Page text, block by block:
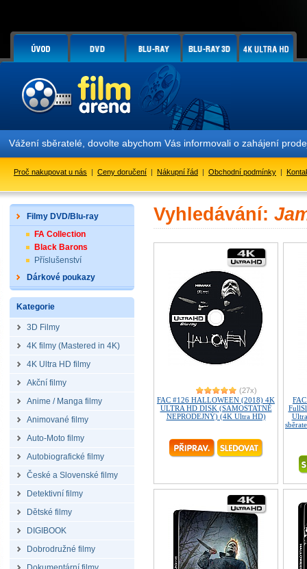
Vážení sběratelé, dovolte abychom Vás informovali o zahájení
Proč nakupovat u nás | Ceny doručení | Nákupní řád | Obchodní podmínky |
Filmy DVD/Blu-ray
FA Collection
Black Barons
Příslušenství
Dárkové poukazy
Kategorie
3D Filmy
4K filmy (Mastered in 4K)
4K Ultra HD filmy
Akční filmy
Anime / Manga filmy
Animované filmy
Auto-Moto filmy
Autobiografické filmy
České a Slovenské filmy
Detektivní filmy
Dětské filmy
DIGIBOOK
Dobrodružné filmy
Vyhledávání:
(27x)
FAC #126 HALLOWEEN (2018) 4K
ULTRA HD DISK (SAMOSTATNĚ
NEPRODEJNÝ) (4K Ultra HD)